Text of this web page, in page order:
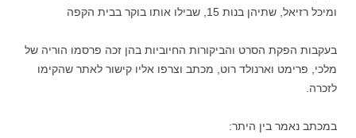
ומיכל רזיאל, שתיהן בנות 15, שבילו אותו בוקר בבית הקפה
בעקבות הפקת הסרט והביקורות החיוביות בהן זכה פרסמו הוריה של
מלכי, פרימט וארנולד רוט, מכתב וצרפו אליו קישור לאתר שהקימו
לזכרה.
במכתב נאמר בין היתר: